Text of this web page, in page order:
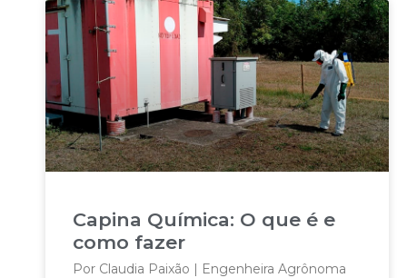
Capina Química: O que é e
como fazer
Por Claudia Paixão | Engenheira Agrônoma